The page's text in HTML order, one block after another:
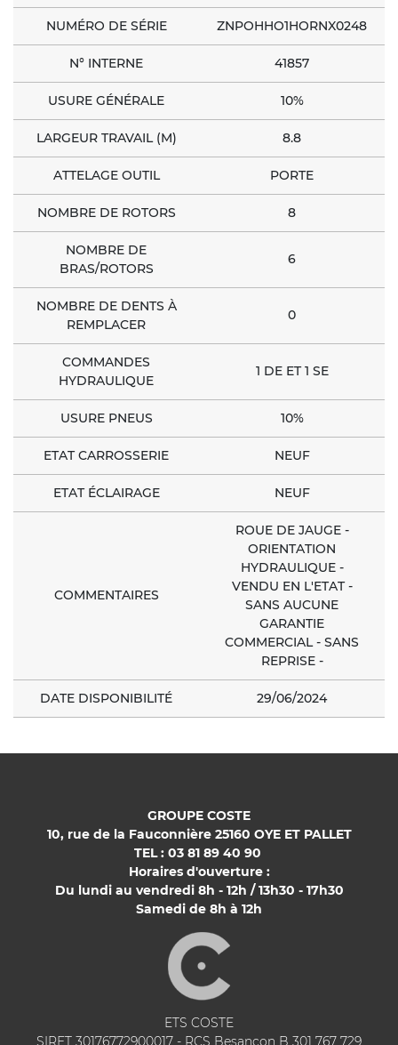
NUMÉRO DE SÉRIE ZNPOHHO1HORNX0248
N° INTERNE 41857
USURE GÉNÉRALE 10%
LARGEUR TRAVAIL (M) 8.8
ATTELAGE OUTIL PORTE
NOMBRE DE ROTORS 8
NOMBRE DE
BRAS/ROTORS
6
NOMBRE DE DENTS À
REMPLACER
0
COMMANDES
HYDRAULIQUE
1 DE ET 1 SE
USURE PNEUS 10%
ETAT CARROSSERIE NEUF
ETAT ÉCLAIRAGE NEUF
COMMENTAIRES
ROUE DE JAUGE -
ORIENTATION
HYDRAULIQUE -
VENDU EN L'ETAT -
SANS AUCUNE
GARANTIE
COMMERCIAL - SANS
REPRISE -
DATE DISPONIBILITÉ 29/06/2024
GROUPE COSTE
10, rue de la Fauconnière 25160 OYE ET PALLET
TEL : 03 81 89 40 90
Horaires d'ouverture :
Du lundi au vendredi 8h - 12h / 13h30 - 17h30
Samedi de 8h à 12h
ETS COSTE
SIRET 30176772900017 - RCS Besancon B 301 767 729